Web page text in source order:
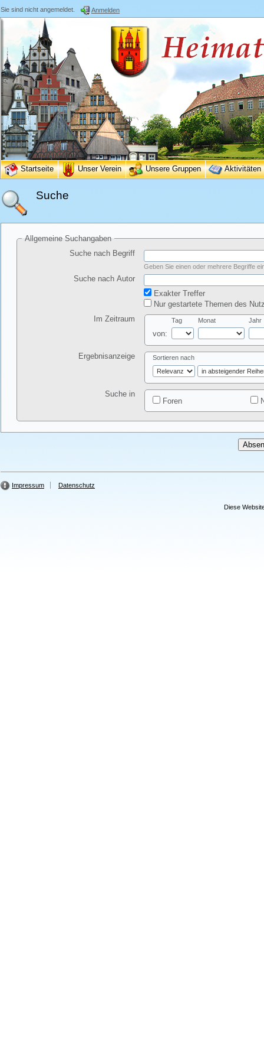
Sie sind nicht angemeldet. Anmelden
Startseite Unser Verein Unsere Gruppen Aktivitäten
Suche
Allgemeine Suchangaben
Suche nach Begriff
Geben Sie einen oder mehrere Begriffe
Suche nach Autor
Exakter Treffer
Nur gestartete Themen des
Im Zeitraum
von:
Tag Monat Jahr
Ergebnisanzeige Sortieren nach
Suche in
Foren
Impressum Datenschutz
Diese